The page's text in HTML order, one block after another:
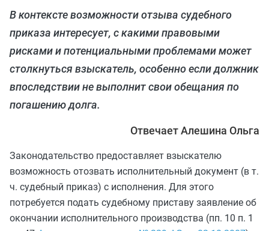
В контексте возможности отзыва судебного
приказа интересует, с какими правовыми
рисками и потенциальными проблемами может
столкнуться взыскатель, особенно если должник
впоследствии не выполнит свои обещания по
погашению долга.
Отвечает Алешина Ольга
Законодательство предоставляет взыскателю
возможность отозвать исполнительный документ (в т.
ч. судебный приказ) с исполнения. Для этого
потребуется подать судебному приставу заявление об
окончании исполнительного производства (пп. 10 п. 1